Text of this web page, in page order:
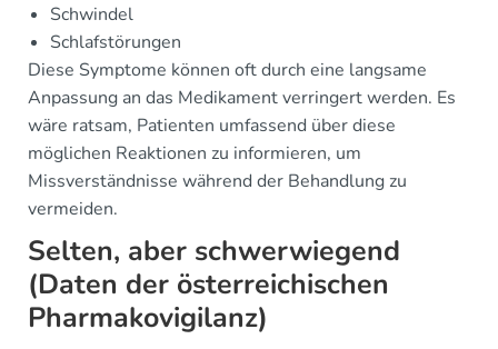
Schwindel
Schlafstörungen
Diese Symptome können oft durch eine langsame
Anpassung an das Medikament verringert werden. Es
wäre ratsam, Patienten umfassend über diese
möglichen Reaktionen zu informieren, um
Missverständnisse während der Behandlung zu
vermeiden.
Selten, aber schwerwiegend
(Daten der österreichischen
Pharmakovigilanz)